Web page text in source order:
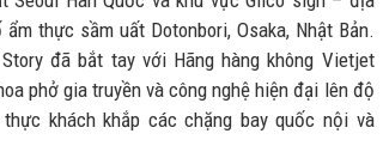
thực sầm uất Dotonbori, Osaka, Nhật Bản.
đã bắt tay với Hãng hàng không Vietjet
phở gia truyền và công nghệ hiện đại lên độ
khách khắp các chặng bay quốc nội và